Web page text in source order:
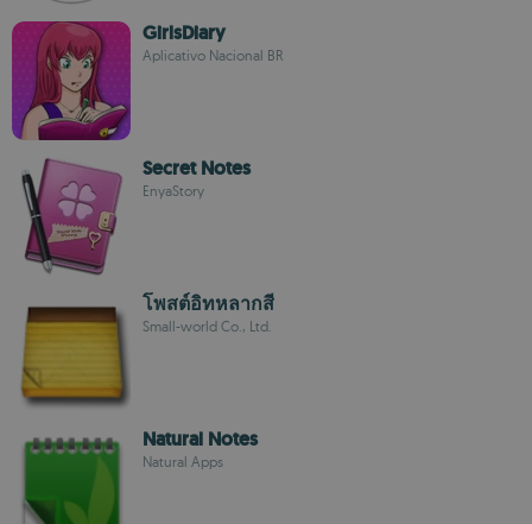
GirlsDiary
Aplicativo Nacional BR
Secret Notes
EnyaStory
โพสต์อิทหลากสี
Small-world Co., Ltd.
Natural Notes
Natural Apps